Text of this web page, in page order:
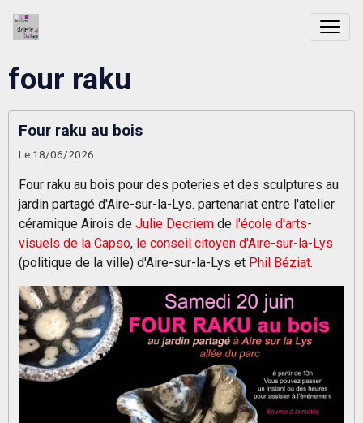
four raku
Four raku au bois
Le 18/06/2026
Four raku au bois pour des poteries et des sculptures au
jardin partagé d'Aire-sur-la-Lys. partenariat entre l'atelier
céramique Airois de Julie Decriem de l'école d'arts-
visuels de la Capso, le conseil citoyen d'Aire-sur-la-Lys
(politique de la ville) d'Aire-sur-la-Lys et Phil Béziat.